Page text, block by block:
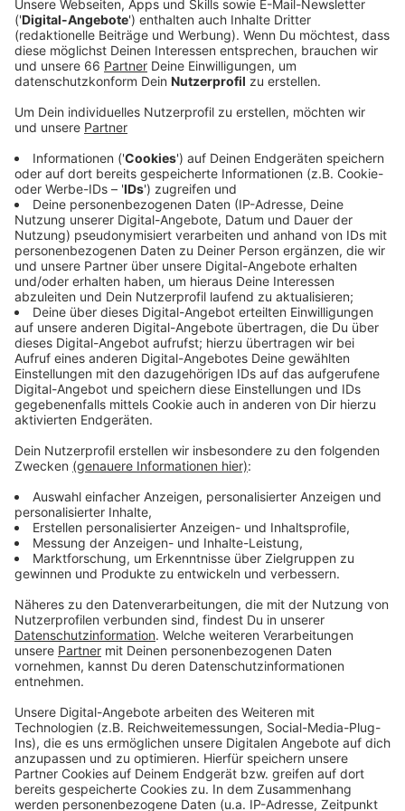
aktuelle und zukünftige Bauprojekte. Im Fokus
steht dabei auch die Entwicklung unserer
Innenstadt.
Die Bilder von gleich zwei spektakulären Plänen
prägen den Düsseldorf-Stand auf der MIPIM: Die
meistfotografierte Baustelle "Le Coeur" auf der
Bankenseite der Kö. Und der geplante "Calatrava-
Boulevard" auf der Geschäftsseite gegenüber.
Insgesamt soll ein "Mehr an Aufenthaltsqualität"
erreicht werden, heißt es aus dem Rathaus. Außerdem
gebe es aktuell einen Trend zu mehr teureren und
hochwertigen Büros in der Innenstadt. Weitere
Einzelheiten zu neuen Bauplänen wird OB Keller
morgen am Mittwoch auf der MIPIM präsentieren.
Anzeige
Weitere Infos und Links zum Thema:
Anzeige
Meldung der Stadt dazu
MIPIM in Cannes
Das war die MIPIM im vergangenen Jahr aus
Düsseldorfer Sicht
Anzeige